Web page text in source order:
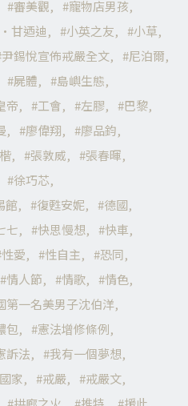
審美觀
寵物店男孩
甘迺迪 小英之友
小草
尹錫悅宣佈戒嚴全文
尼泊爾
屍體
島嶼生態
帝 工會 左膠
巴黎
廖偉翔
廖品鈞
張敦威
張春暉
徐巧芯
館
復甦安妮
德國
七 快思慢想
快車
性愛 性自主
恐同
情人節 情歌
情色
第一名美男子沈伯洋
包
憲法增修條例
訴法
我有一個夢想
家 戒嚴
戒嚴文